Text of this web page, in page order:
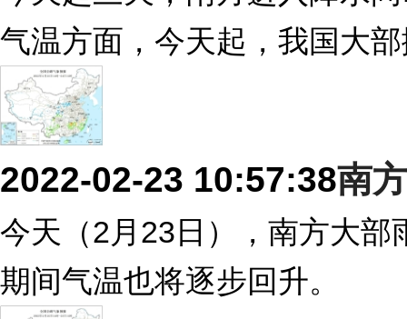
气温方面，今天起，我国大
2022-02-23 10:57:38南
今天（2月23日），南方大
期间气温也将逐步回升。